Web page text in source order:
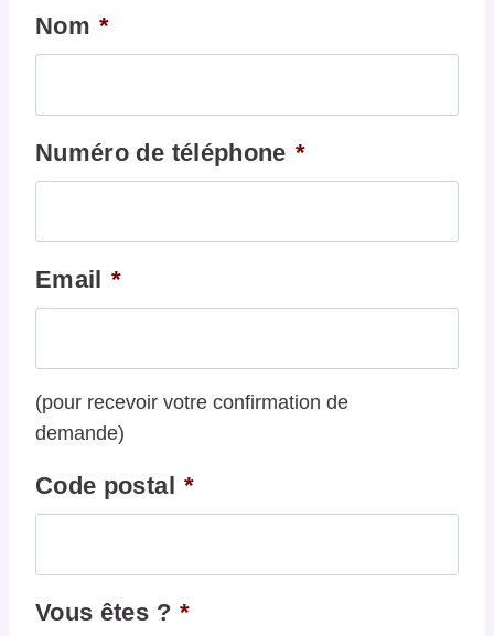
Nom *
Numéro de téléphone *
Email *
(pour recevoir votre confirmation de
demande)
Code postal *
Vous êtes ? *